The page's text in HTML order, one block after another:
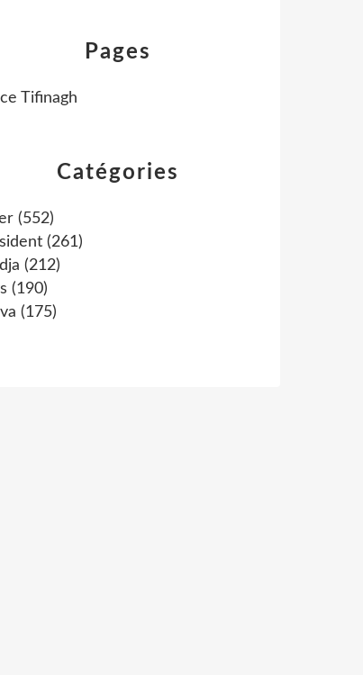
Catégories
(552)
(261)
(212)
(190)
(175)
Pages
Tifinagh